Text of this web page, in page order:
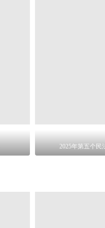
2025年第五个民